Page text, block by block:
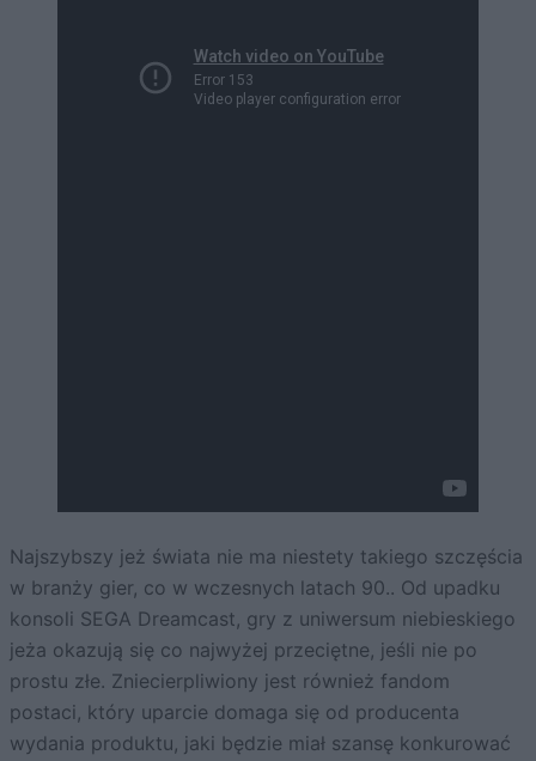
Najszybszy jeż świata nie ma niestety takiego szczęścia
w branży gier, co w wczesnych latach 90.. Od upadku
konsoli SEGA Dreamcast, gry z uniwersum niebieskiego
jeża okazują się co najwyżej przeciętne, jeśli nie po
prostu złe. Zniecierpliwiony jest również fandom
postaci, który uparcie domaga się od producenta
wydania produktu, jaki będzie miał szansę konkurować